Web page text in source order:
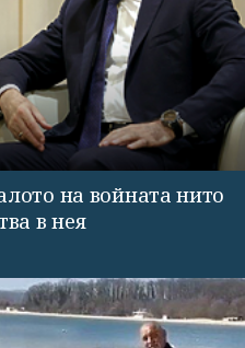
на войната нито
в нея